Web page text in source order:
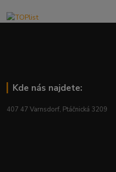
Kde nás najdete:
407 47 Varnsdorf, Ptáčnická 3209